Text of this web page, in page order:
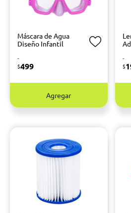
Máscara de Agua
Diseño Infantil
-
$499
Agregar
-
$